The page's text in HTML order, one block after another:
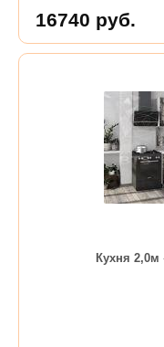
16740 руб.
Кухня 2,0м